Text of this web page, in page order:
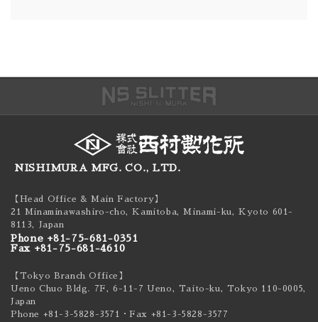
NISHIMURA MFG. CO., LTD.
【Head Office & Main Factory】
21 Minaminawashiro-cho, Kamitoba, Minami-ku,Kyoto 601-
8113, Japan
Phone +81-75-681-0351
Fax +81-75-681-4610
【Tokyo Branch Office】
Ueno Chuo Bldg. 7F, 6-11-7 Ueno, Taito-ku, Tokyo 110-0005,
Japan
Phone +81-3-5828-3571
・Fax +81-3-5828-3577